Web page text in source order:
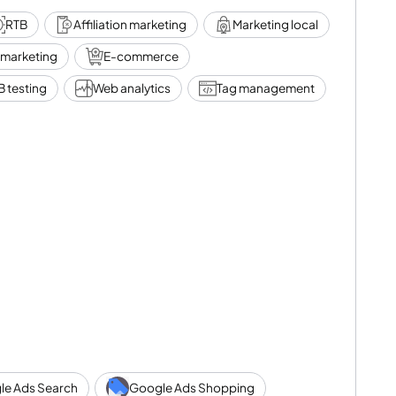
notre première mission consiste à vous apporter
selon l’objectif de performance digitale
vous investissez.
sommes à vos côtés pour concevoir des
Que vous gériez des centaines ou des millions de
des investissements media online – nous concevons
de leviers :
RTB Affiliation marketing Marketing local
E-commerce
testing Web analytics Tag management
Ads Search Google Ads Shopping